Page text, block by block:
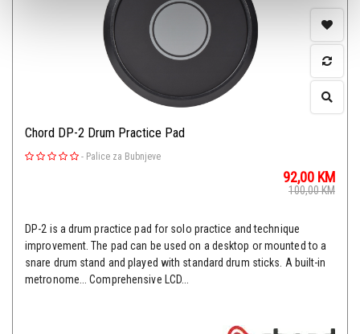
Chord DP-2 Drum Practice Pad
- Palice za Bubnjeve
92,00 KM
100,00KM
DP-2 is a drum practice pad for solo practice and technique
improvement. The pad can be used on a desktop or mounted to a
snare drum stand and played with standard drum sticks. A built-in
metronome... Comprehensive LCD...